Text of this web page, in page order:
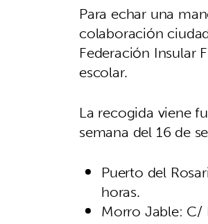
Para echar una
colaboración
Federación Insular
escolar.
La recogida viene
semana del 16 de
Puerto del
horas.
Morro Jable: C/